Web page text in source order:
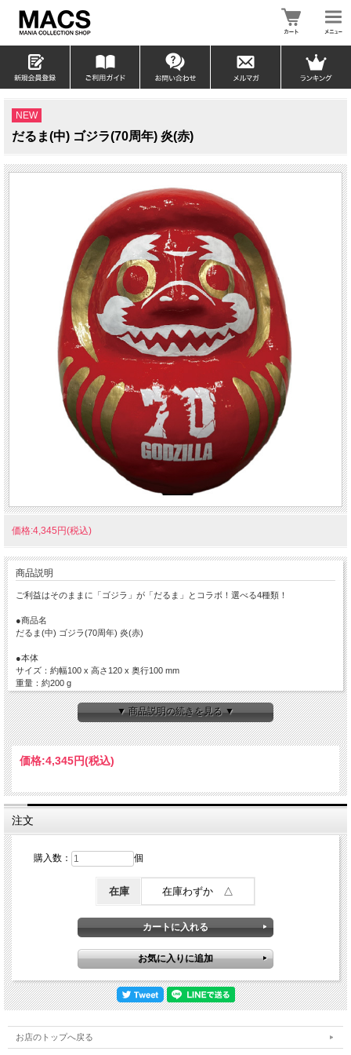
NEW
だるま(中) ゴジラ(70周年) 炎(赤)
価格:4,345円(税込)
商品説明
ご利益はそのままに「ゴジラ」が「だるま」とコラボ！選べる4種類！
●商品名
だるま(中) ゴジラ(70周年) 炎(赤)
●本体
サイズ：約幅100 x 高さ120 x 奥行100 mm
重量：約200 g
素材：木・紙
●パッケージ
PP箱（台紙付き）
約幅120 x 高さ120 x 奥行120 mm
体差が生じます。
【白河だるまについて】
白河だるま総本舗は、約300年前からお客様一人ひとりを大切にし、地元の方々に
白河だるまは寛政の改革で有名な松平定信公の「市民の生活をより元気に」という
家族の健康や会社の繁栄、高校や大学の合格や選挙での当選など古来より人々が何
かを願う際は必ず白河だるまがそばにあり、たえず人々の夢や希望を応援し続けて
白河だるまは幸運の象徴とされている「鶴亀松竹梅」が顔の中に描写されているの
が最大の特徴であり、そのデザインはかの有名な絵師・谷文晁が行ったとされてい
また、願いごとをする際はまず、だるまの左目に目を入れ、成就したら右目を入れ
るという風習があります。
▼ 商品説明の続きを見る ▼
価格:4,345円(税込)
注文
購入数： 個
在庫 在庫わずか △
お店のトップへ戻る